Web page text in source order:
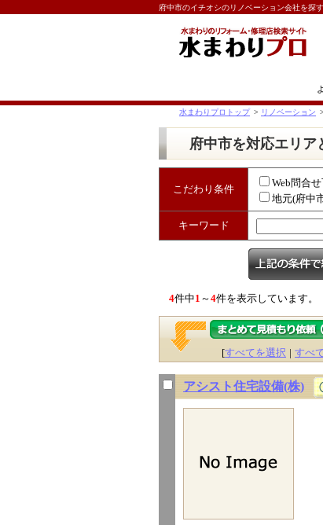
府中市のイチオシのリノベーション会社を探
水まわりプロトップ > リノベーション >
府中市を対応エリア
こだわり条件
Web問合
地元(府中
キーワード
4件中1 ～4件を表示しています。
[すべてを選択 | すべ
アシスト住宅設備(株)